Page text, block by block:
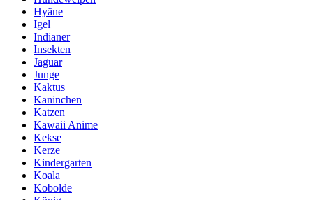
Hyäne
Igel
Indianer
Insekten
Jaguar
Junge
Kaktus
Kaninchen
Katzen
Kawaii Anime
Kekse
Kerze
Kindergarten
Koala
Kobolde